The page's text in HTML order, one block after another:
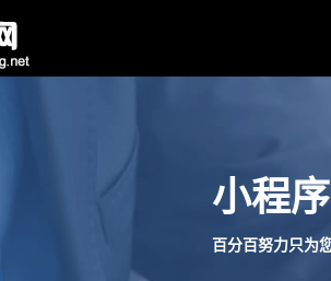
小程
百分百努力只为